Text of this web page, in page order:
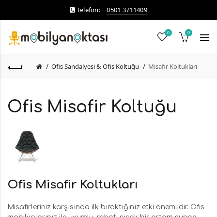
Telefon: 0501 3711409
0 0
Ofis Sandalyesi & Ofis Koltuğu Misafir Koltukları
Ofis Misafir Koltuğu
Ofis Misafir Koltukları
Misafirleriniz karşısında ilk bıraktığınız etki önemlidir. Ofis